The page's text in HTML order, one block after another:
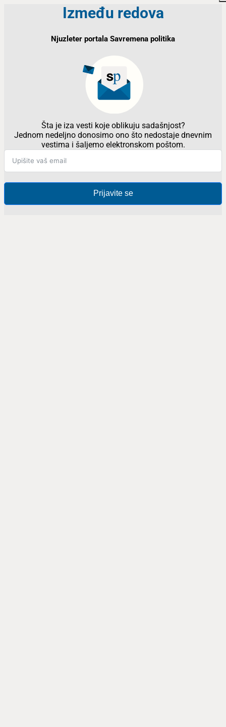
Između redova
Njuzleter portala Savremena politika
Šta je iza vesti koje oblikuju sadašnjost?
Jednom nedeljno donosimo ono što nedostaje dnevnim
vestima i šaljemo elektronskom poštom.
Prijavite se